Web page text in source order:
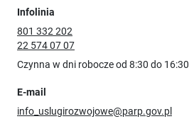
Infolinia
801 332 202
22 574 07 07
Czynna w dni robocze od 8:30 do 16:30
E-mail
info_uslugirozwojowe@parp.gov.pl